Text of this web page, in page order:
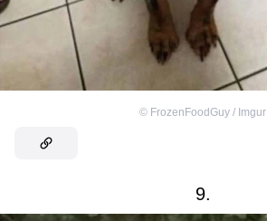
© FrozenFoodGuy / Imgur
9.